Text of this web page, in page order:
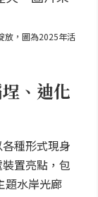
放，圖為2025年活
、迪化
種形式現身
置亮點，包
題水岸光廊